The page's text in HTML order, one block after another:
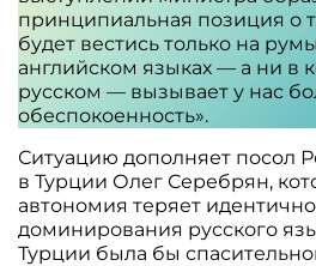
принципиальная позиция о
будет вестись только на
английском языках — а ни в
русском — вызывает у нас
обеспокоенность».
Ситуацию дополняет посол
в Турции Олег Серебрян,
автономия теряет
доминирования русского
Турции была бы